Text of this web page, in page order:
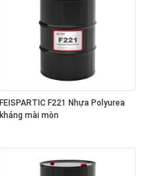
FEISPARTIC F221 Nhựa Polyurea
kháng mài mòn